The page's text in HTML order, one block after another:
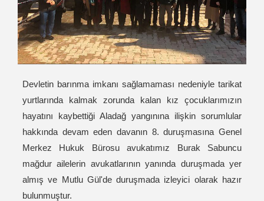
Devletin barınma imkanı sağlamaması nedeniyle tarikat
yurtlarında kalmak zorunda kalan kız çocuklarımızın
hayatını kaybettiği Aladağ yangınına ilişkin sorumlular
hakkında devam eden davanın 8. duruşmasına Genel
Merkez Hukuk Bürosu avukatımız Burak Sabuncu
mağdur ailelerin avukatlarının yanında duruşmada yer
almış ve Mutlu Gül'de duruşmada izleyici olarak hazır
bulunmuştur.